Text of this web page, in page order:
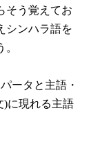
そう覚えてお
シンハラ語を
ータと主語・
)に現れる主語